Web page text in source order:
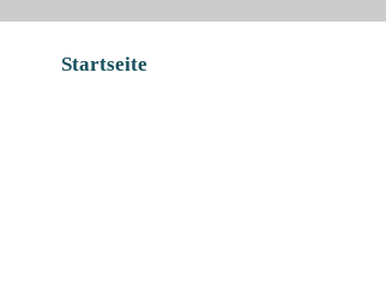
Startseite